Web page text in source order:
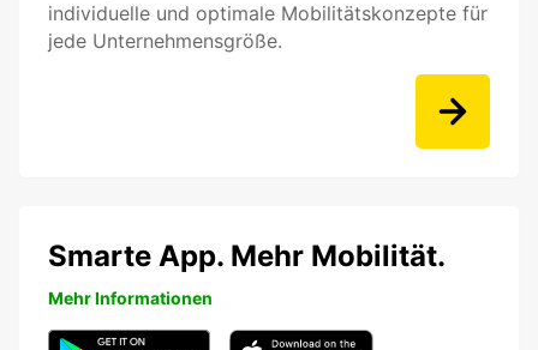
individuelle und optimale Mobilitätskonzepte für
jede Unternehmensgröße.
Smarte App. Mehr Mobilität.
Mehr Informationen